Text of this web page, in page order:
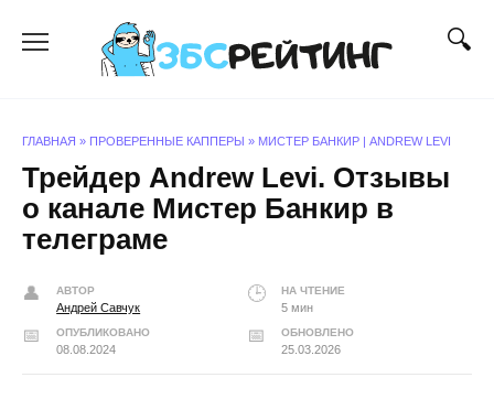
содержанию
ГЛАВНАЯ » ПРОВЕРЕННЫЕ КАППЕРЫ » МИСТЕР БАНКИР | ANDREW LEVI
Трейдер Andrew Levi. Отзывы
о канале Мистер Банкир в
телеграме
АВТОР
Андрей Савчук
НА ЧТЕНИЕ
5 мин
ОПУБЛИКОВАНО
08.08.2024
ОБНОВЛЕНО
25.03.2026